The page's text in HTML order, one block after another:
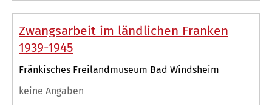
Zwangsarbeit im ländlichen Franken
1939-1945
Fränkisches Freilandmuseum Bad Windsheim
keine Angaben